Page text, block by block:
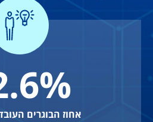
אחוז הבוגרים
%